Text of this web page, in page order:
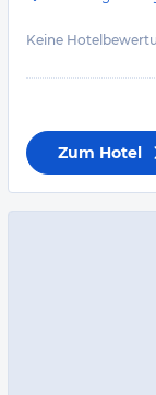
Keine
Zum Hotel